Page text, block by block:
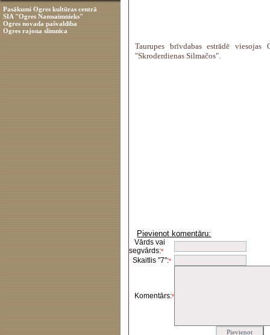
Pasākumi Ogres kultūras centrā
SIA "Ogres Namsaimnieks"
Ogres novada pašvaldība
Ogres rajona slimnīca
Taurupes brīvdabas estrādē viesojas
"Skroderdienas Silmačos".
Pievienot komentāru:
Vārds vai
segvārds:*
Skaitlis "7":*
Komentārs:*